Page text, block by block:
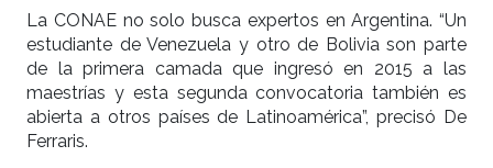
La CONAE no solo busca expertos en Argentina. “Un
estudiante de Venezuela y otro de Bolivia son parte
de la primera camada que ingresó en 2015 a las
maestrías y esta segunda convocatoria también es
abierta a otros países de Latinoamérica”, precisó De
Ferraris.